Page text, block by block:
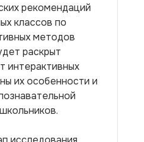
рекомендаций
классов по
методов
раскрыт
интерактивных
их особенности и